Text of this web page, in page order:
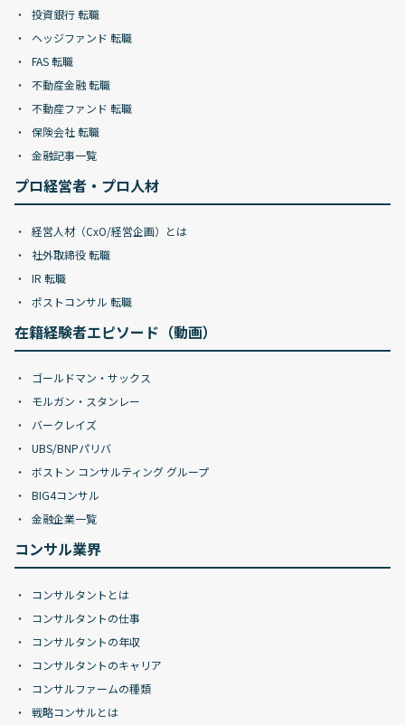
投資銀行 転職
ヘッジファンド 転職
FAS 転職
不動産金融 転職
不動産ファンド 転職
保険会社 転職
金融記事一覧
プロ経営者・プロ人材
経営人材（CxO/経営企画）とは
社外取締役 転職
IR 転職
ポストコンサル 転職
在籍経験者エピソード（動画）
ゴールドマン・サックス
モルガン・スタンレー
バークレイズ
UBS/BNPパリバ
ボストン コンサルティング グループ
BIG4コンサル
金融企業一覧
コンサル業界
コンサルタントとは
コンサルタントの仕事
コンサルタントの年収
コンサルタントのキャリア
コンサルファームの種類
戦略コンサルとは